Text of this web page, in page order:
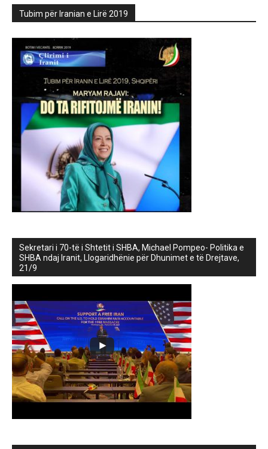
Tubim për Iranian e Lirë 2019
Sekretari i 70-të i Shtetit i SHBA, Michael Pompeo- Politika e
SHBA ndaj Iranit, Llogaridhënie për Dhunimet e të Drejtave,
21/9